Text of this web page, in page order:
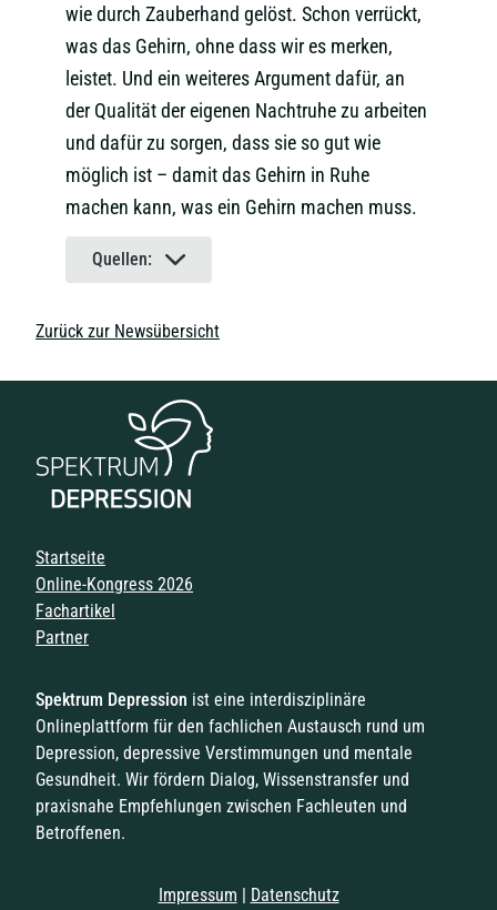
wie durch Zauberhand gelöst. Schon verrückt,
was das Gehirn, ohne dass wir es merken,
leistet. Und ein weiteres Argument dafür, an
der Qualität der eigenen Nachtruhe zu arbeiten
und dafür zu sorgen, dass sie so gut wie
möglich ist – damit das Gehirn in Ruhe
machen kann, was ein Gehirn machen muss.
Quellen:
Zurück zur Newsübersicht
Spektrum Depression ist eine interdisziplinäre
Onlineplattform für den fachlichen Austausch rund um
Depression, depressive Verstimmungen und mentale
Gesundheit. Wir fördern Dialog, Wissenstransfer und
praxisnahe Empfehlungen zwischen Fachleuten und
Betroffenen.
Navigation überspringen
Startseite
Online-Kongress 2026
Fachartikel
Partner
Impressum | Datenschutz